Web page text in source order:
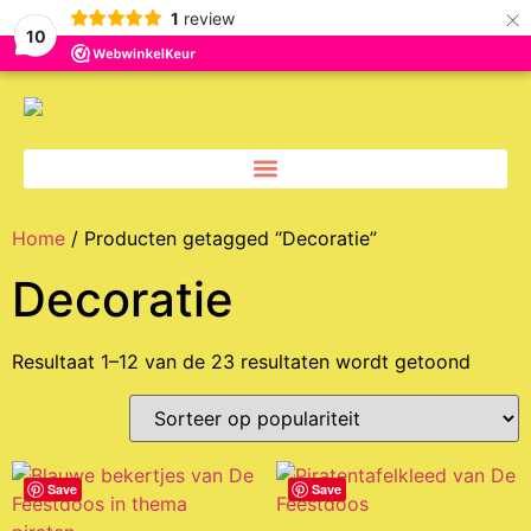
10
1 review ×
Home / Producten getagged “Decoratie”
Decoratie
Resultaat 1–12 van de 23 resultaten wordt getoond
Save Save